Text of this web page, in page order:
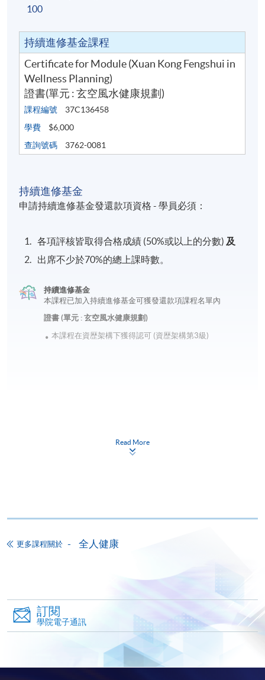
100
持續進修基金課程
Certificate for Module (Xuan Kong Fengshui in
Wellness Planning)
證書(單元 : 玄空風水健康規劃)
課程編號
37C136458
學費
$6,000
查詢號碼
3762-0081
持續進修基金
申請持續進修基金發還款項資格 - 學員必須：
各項評核皆取得合格成績 (50%或以上的分數) 及
出席不少於70%的總上課時數。
持續進修基金
本課程已加入持續進修基金可獲發還款項課程名單內
證書 (單元 : 玄空風水健康規劃)
本課程在資歴架構下獲得認可 (資歴架構第3級)
網上報名服務
務，申請人可通過網上申請個別學歷頒授課程和報讀
大部份公開招生的課程(以先到先得形式報名的課程)。
申請人可在網上使用「繳費靈」(PPS) (不適用於手
機)、VISA 或 Mastercard。除上述支付方式之外，如就
讀學歷頒授課程設有網上服務，在學學員亦可以「微
信支付」(Online WeChat Pay) 、「支付寶」(Online
Read More
更多課程關於 全人健康
訂閱
學院電子通訊